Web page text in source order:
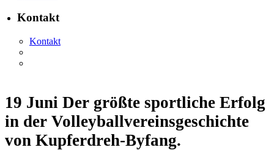
Kontakt
Kontakt
19 Juni Der größte sportliche Erfolg
in der Volleyballvereinsgeschichte
von Kupferdreh-Byfang.